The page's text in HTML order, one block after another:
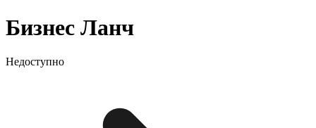
Бизнес Ланч
Недоступно